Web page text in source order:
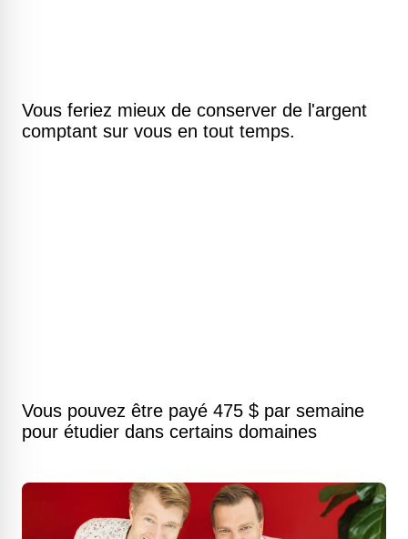
Vous feriez mieux de conserver de l'argent
comptant sur vous en tout temps.
Vous pouvez être payé 475 $ par semaine
pour étudier dans certains domaines